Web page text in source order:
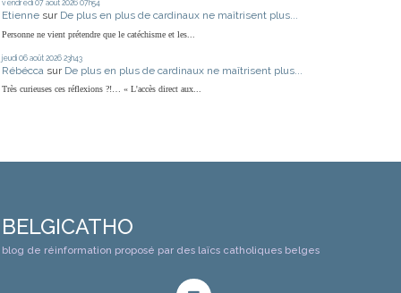
vendredi 07 août 2026 07h54
Etienne sur De plus en plus de cardinaux ne maîtrisent plus...
Personne ne vient prétendre que le catéchisme et les...
jeudi 06 août 2026 23h43
Rébécca sur De plus en plus de cardinaux ne maîtrisent plus...
Très curieuses ces réflexions ?!… « L'accès direct aux...
BELGICATHO
blog de réinformation proposé par des laïcs catholiques belges